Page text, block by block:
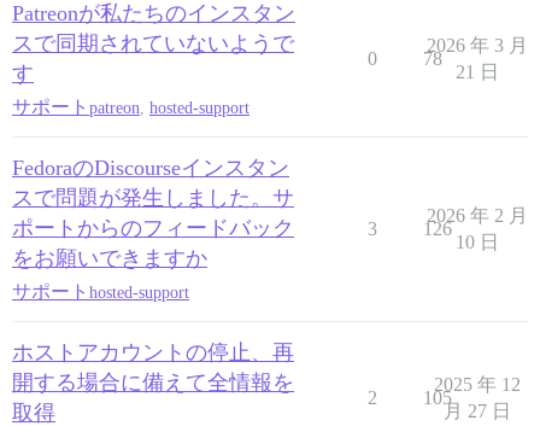
Patreonが私たちのインスタン
スで同期されていないようで
す
サポート patreon hosted-support
0 78
2026 年 3 月
21 日
FedoraのDiscourseインスタン
スで問題が発生しました。サ
ポートからのフィードバック
をお願いできますか
サポート hosted-support
3 126
2026 年 2 月
10 日
ホストアカウントの停止、再
開する場合に備えて全情報を
取得
2 105
2025 年 12
月 27 日